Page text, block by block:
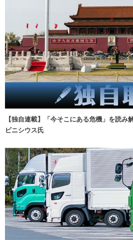
【独自連載】「今そこにある危機」を読
ビニシウス氏